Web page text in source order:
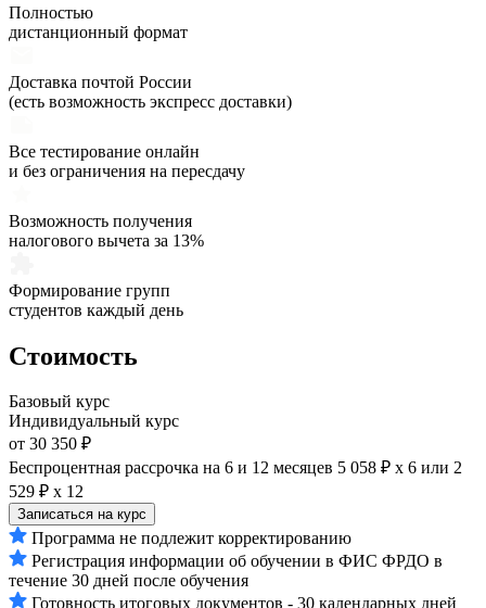
Полностью
дистанционный формат
Доставка почтой России
(есть возможность экспресс доставки)
Все тестирование онлайн
и без ограничения на пересдачу
Возможность получения
налогового вычета за 13%
Формирование групп
студентов каждый день
Стоимость
Базовый курс
Индивидуальный курс
от 30 350 ₽
Беспроцентная рассрочка на 6 и 12 месяцев 5 058 ₽ х 6 или 2
529 ₽ х 12
Записаться на курс
Программа не подлежит корректированию
Регистрация информации об обучении в ФИС ФРДО в
течение 30 дней после обучения
Готовность итоговых документов - 30 календарных дней